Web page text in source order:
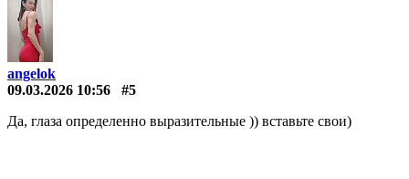
angelok
09.03.2026 10:56
#5
Да, глаза определенно выразительные )) вставьте свои)